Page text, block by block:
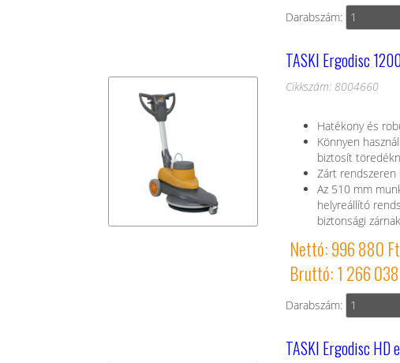
Darabszám:
TASKI Ergodisc
Cikkszám: 8004660
Hatékony és
Könnyen
biztosít
Zárt rendszeren
Az 510 mm
helyreállító
biztonsági
Nettó: 996 880 Ft
Bruttó: 1 266
Darabszám:
TASKI Ergodisc HD